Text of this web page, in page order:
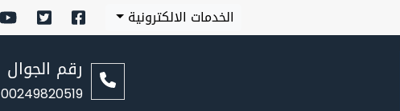
الخدمات الالكترونية
رقم الجوال
00249820519